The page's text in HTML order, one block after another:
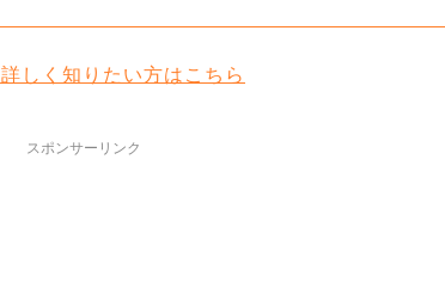
しく知りたい方はこちら
スポンサーリンク